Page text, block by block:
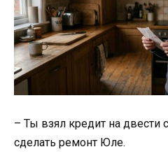
– Ты взял кредит на двести
сделать ремонт Юле.